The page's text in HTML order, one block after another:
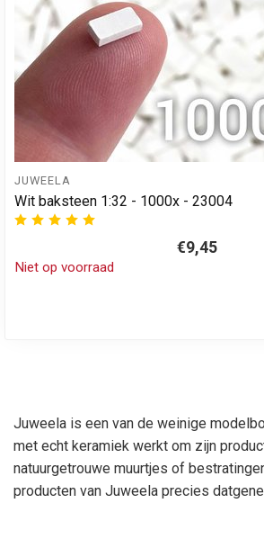
JUWEELA
Wit baksteen 1:32 - 1000x - 23004
€9,45
Niet op voorraad
Juweela is een van de weinige
met echt keramiek werkt om zijn
natuurgetrouwe muurtjes of
producten van Juweela precies